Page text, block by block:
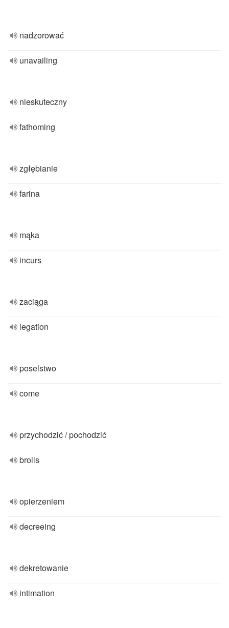
nadzorować
unavailing
nieskuteczny
fathoming
zgłębianie
farina
mąka
incurs
zaciąga
legation
poselstwo
come
przychodzić / pochodzić
broils
opierzeniem
decreeing
dekretowanie
intimation